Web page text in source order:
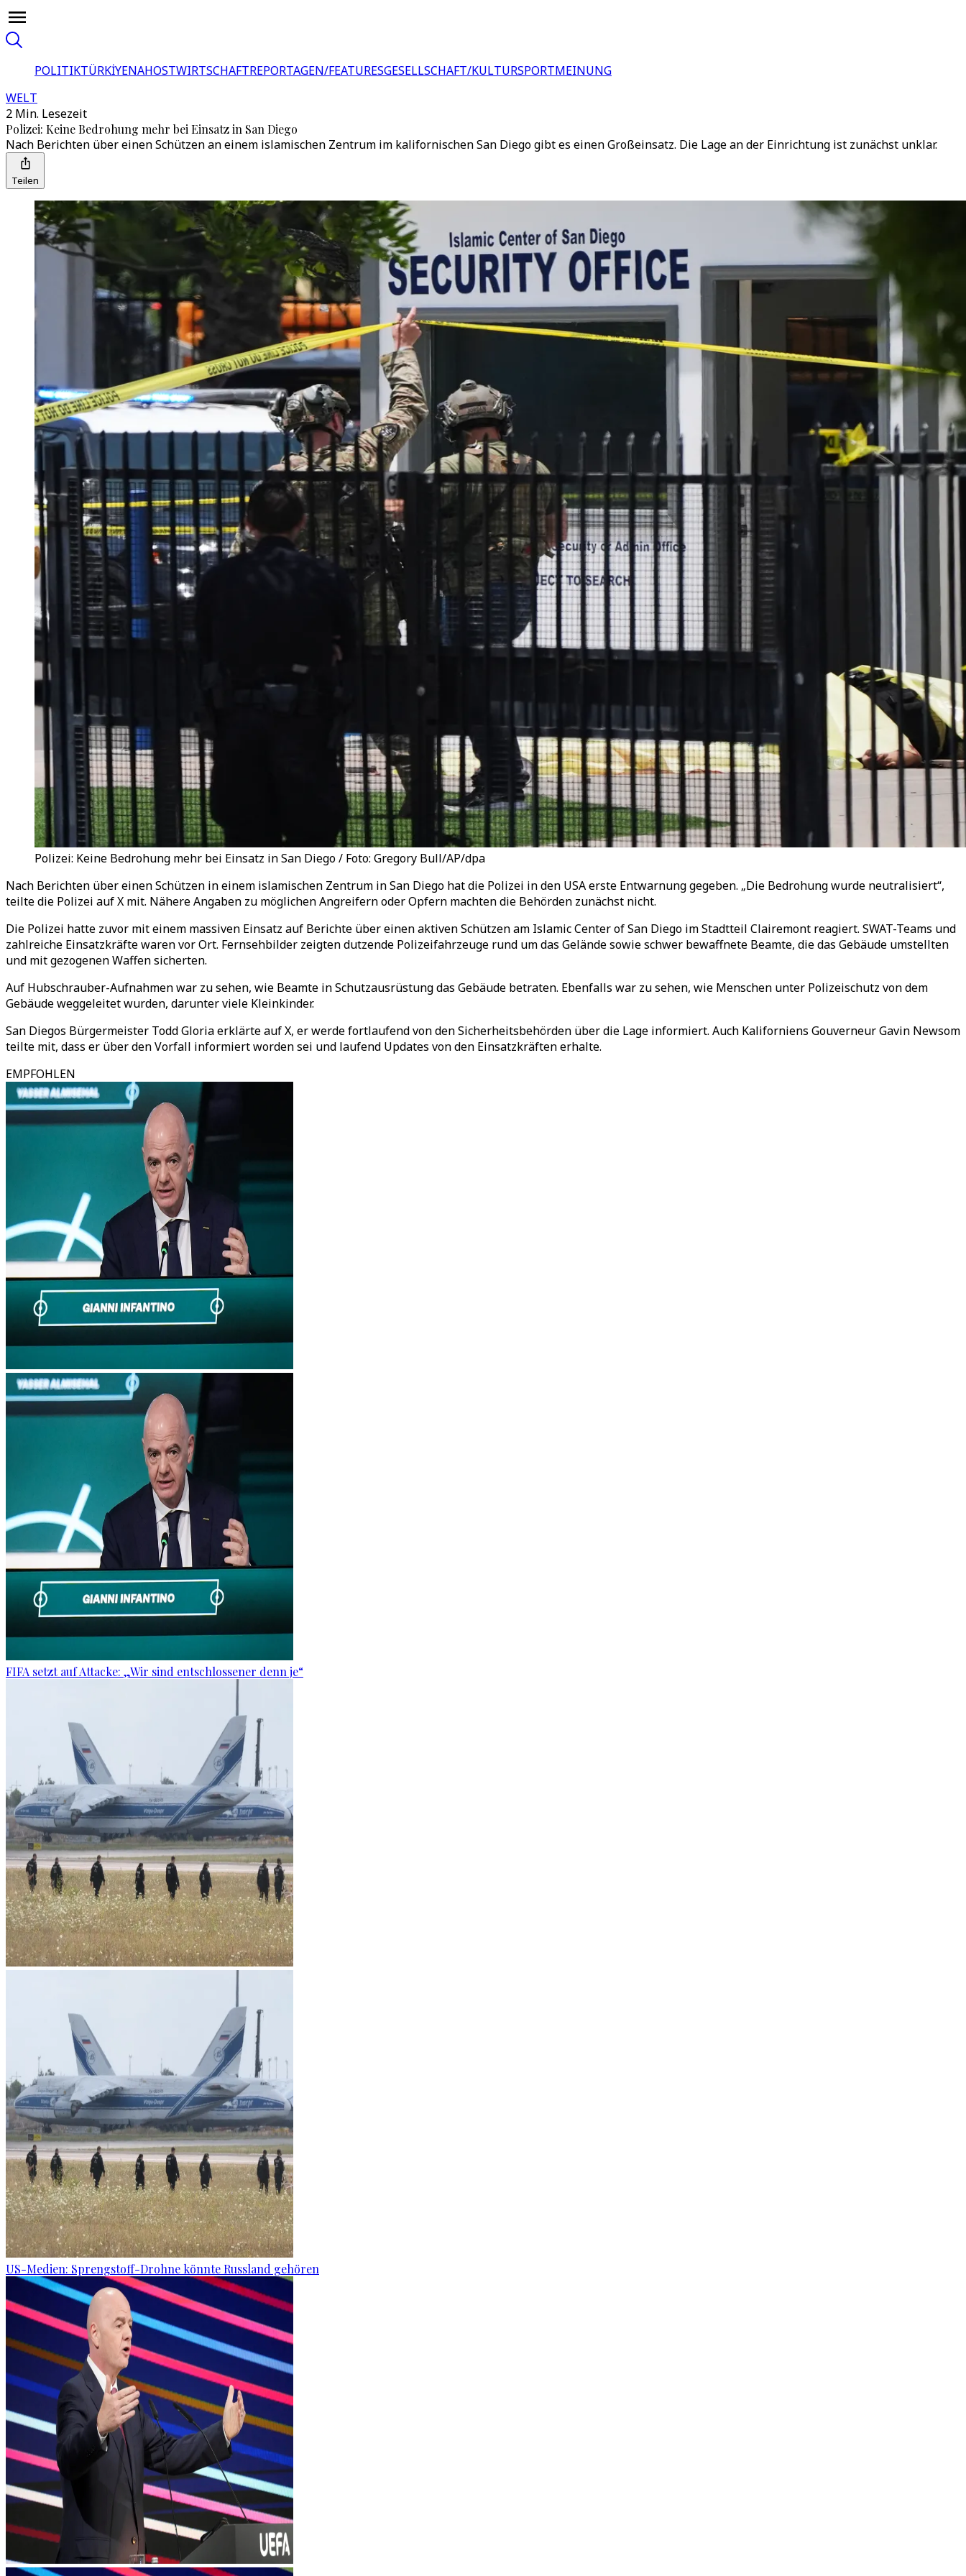
POLITIKTÜRKİYENAHOSTWIRTSCHAFTREPORTAGEN/FEATURESGESELLSCHAFT/KULTURSPORTMEINUNG
WELT
2 Min. Lesezeit
Polizei: Keine Bedrohung mehr bei Einsatz in San Diego
Nach Berichten über einen Schützen an einem islamischen Zentrum im kalifornischen San Diego gibt es einen Großeinsatz. Die Lage an der Einrichtung ist zunächst unklar.
Teilen
Polizei: Keine Bedrohung mehr bei Einsatz in San Diego / Foto: Gregory Bull/AP/dpa
Nach Berichten über einen Schützen in einem islamischen Zentrum in San Diego hat die Polizei in den USA erste Entwarnung gegeben. „Die Bedrohung wurde neutralisiert“,
teilte die Polizei auf X mit. Nähere Angaben zu möglichen Angreifern oder Opfern machten die Behörden zunächst nicht.
Die Polizei hatte zuvor mit einem massiven Einsatz auf Berichte über einen aktiven Schützen am Islamic Center of San Diego im Stadtteil Clairemont reagiert. SWAT-Teams und
zahlreiche Einsatzkräfte waren vor Ort. Fernsehbilder zeigten dutzende Polizeifahrzeuge rund um das Gelände sowie schwer bewaffnete Beamte, die das Gebäude umstellten
und mit gezogenen Waffen sicherten.
Auf Hubschrauber-Aufnahmen war zu sehen, wie Beamte in Schutzausrüstung das Gebäude betraten. Ebenfalls war zu sehen, wie Menschen unter Polizeischutz von dem
Gebäude weggeleitet wurden, darunter viele Kleinkinder.
San Diegos Bürgermeister Todd Gloria erklärte auf X, er werde fortlaufend von den Sicherheitsbehörden über die Lage informiert. Auch Kaliforniens Gouverneur Gavin Newsom
teilte mit, dass er über den Vorfall informiert worden sei und laufend Updates von den Einsatzkräften erhalte.
EMPFOHLEN
FIFA setzt auf Attacke: „Wir sind entschlossener denn je“
US-Medien: Sprengstoff-Drohne könnte Russland gehören